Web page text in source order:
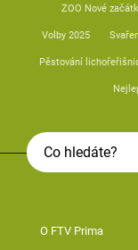
ZOO Nové
Volby 2025
Pěstování
O FTV Prima